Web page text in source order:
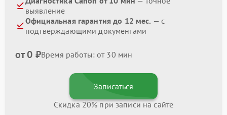
выявление
Официальная гарантия до 12 мес. — с
подтверждающими документами
от 0 ₽Время работы: от 30 мин
Записаться
Скидка 20% при записи на сайте